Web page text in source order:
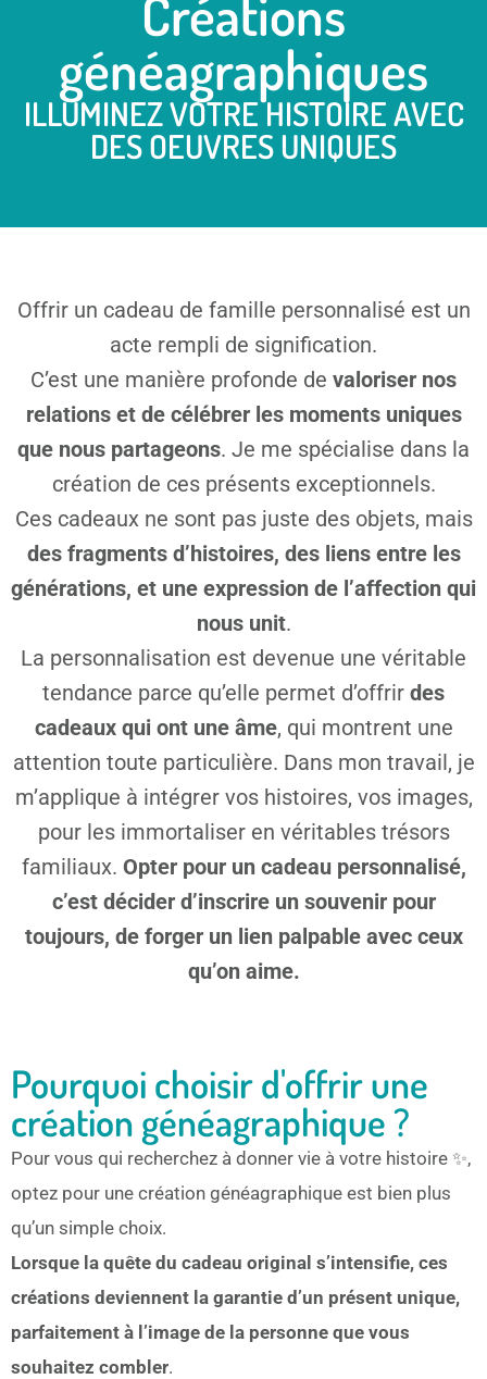
Créations
généagraphiques​
ILLUMINEZ VOTRE HISTOIRE AVEC
DES OEUVRES UNIQUES
Offrir un cadeau de famille personnalisé est un
acte rempli de signification.
C’est une manière profonde de valoriser nos
relations et de célébrer les moments uniques
que nous partageons. Je me spécialise dans la
création de ces présents exceptionnels.
Ces cadeaux ne sont pas juste des objets, mais
des fragments d’histoires, des liens entre les
générations, et une expression de l’affection qui
nous unit.
La personnalisation est devenue une véritable
tendance parce qu’elle permet d’offrir des
cadeaux qui ont une âme, qui montrent une
attention toute particulière. Dans mon travail, je
m’applique à intégrer vos histoires, vos images,
pour les immortaliser en véritables trésors
familiaux. Opter pour un cadeau personnalisé,
c’est décider d’inscrire un souvenir pour
toujours, de forger un lien palpable avec ceux
qu’on aime.
Pourquoi choisir d'offrir une
création généagraphique ?
Pour vous qui recherchez à donner vie à votre histoire ✨,
optez pour une création généagraphique est bien plus
qu’un simple choix.
Lorsque la quête du cadeau original s’intensifie, ces
créations deviennent la garantie d’un présent unique,
parfaitement à l’image de la personne que vous
souhaitez combler.